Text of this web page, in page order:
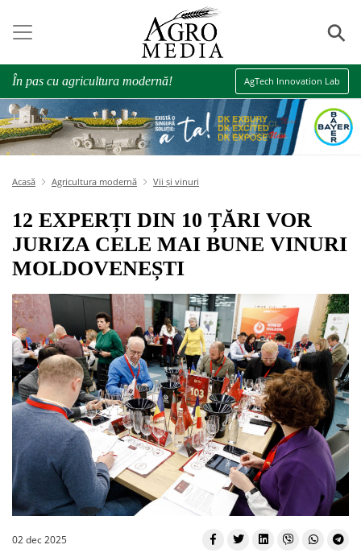
⚲
În pas cu agricultura modernă! AgTech Innovation Lab
Acasă Agricultura modernă Vii și vinuri
12 EXPERȚI DIN 10 ȚĂRI VOR
JURIZA CELE MAI BUNE VINURI
MOLDOVENEȘTI
02 dec 2025